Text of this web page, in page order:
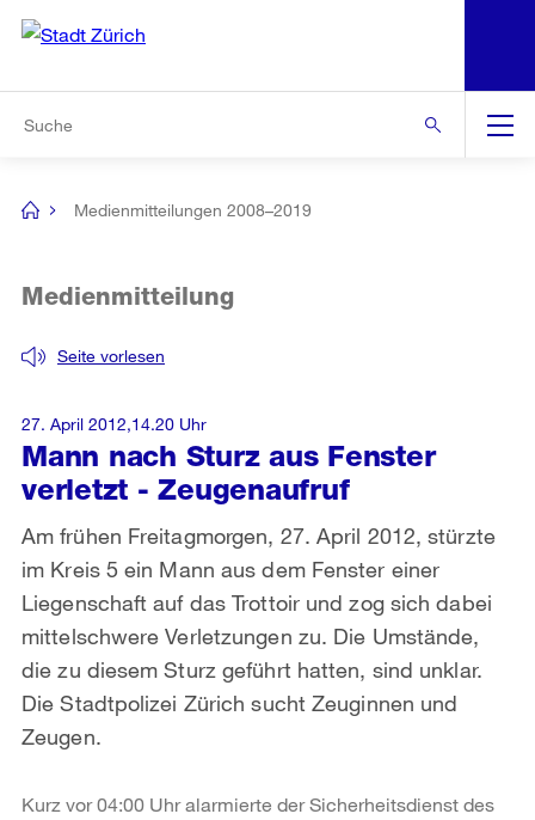
Navigation
[no
Medienmitteilungen 2008–2019
Mann nach Sturz aus Fenster
verletzt - Zeugenaufruf
Seite vorlesen
Medienmitteilung
Am frühen Freitagmorgen, 27. April 2012, stürzte
im Kreis 5 ein Mann aus dem Fenster einer
Liegenschaft auf das Trottoir und zog sich dabei
mittelschwere Verletzungen zu. Die Umstände,
die zu diesem Sturz geführt hatten, sind unklar.
Die Stadtpolizei Zürich sucht Zeuginnen und
Zeugen.
27. April 2012,14.20 Uhr
Kurz vor 04:00 Uhr alarmierte der Sicherheitsdienst des